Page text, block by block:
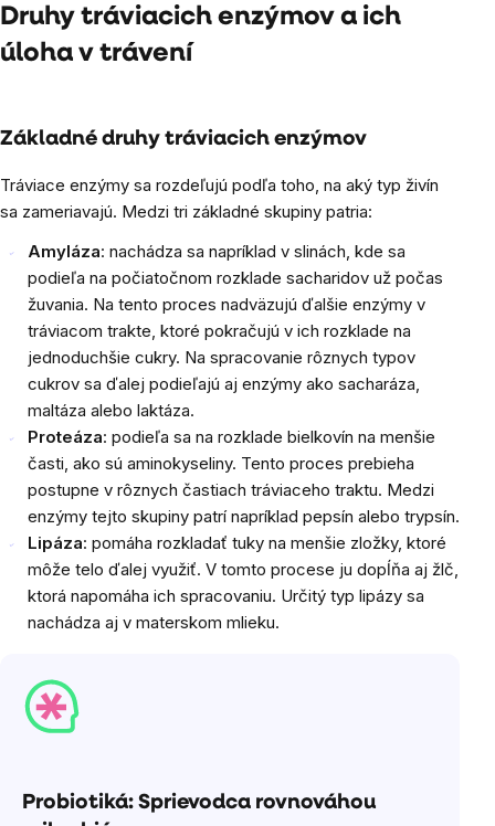
Druhy tráviacich enzýmov a ich
úloha v trávení
Základné druhy tráviacich enzýmov
Tráviace enzýmy sa rozdeľujú podľa toho, na aký typ živín
sa zameriavajú. Medzi tri základné skupiny patria:
Amyláza: nachádza sa napríklad v slinách, kde sa
podieľa na počiatočnom rozklade sacharidov už počas
žuvania. Na tento proces nadväzujú ďalšie enzýmy v
tráviacom trakte, ktoré pokračujú v ich rozklade na
jednoduchšie cukry. Na spracovanie rôznych typov
cukrov sa ďalej podieľajú aj enzýmy ako sacharáza,
maltáza alebo laktáza.
Proteáza: podieľa sa na rozklade bielkovín na menšie
časti, ako sú aminokyseliny. Tento proces prebieha
postupne v rôznych častiach tráviaceho traktu. Medzi
enzýmy tejto skupiny patrí napríklad pepsín alebo trypsín.
Lipáza: pomáha rozkladať tuky na menšie zložky, ktoré
môže telo ďalej využiť. V tomto procese ju dopĺňa aj žlč,
ktorá napomáha ich spracovaniu. Určitý typ lipázy sa
nachádza aj v materskom mlieku.
Probiotiká: Sprievodca rovnováhou